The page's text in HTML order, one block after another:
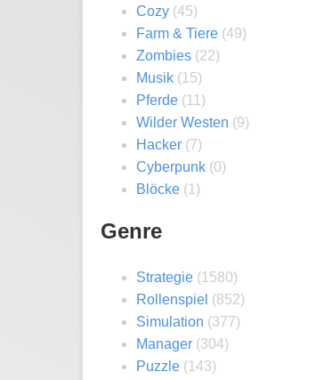
Cozy (45)
Farm & Tiere (49)
Zombies (22)
Musik (15)
Pferde (11)
Wilder Westen (9)
Hacker (7)
Cyberpunk (0)
Blöcke (1)
Genre
Strategie (1580)
Rollenspiel (852)
Simulation (377)
Manager (304)
Puzzle (143)